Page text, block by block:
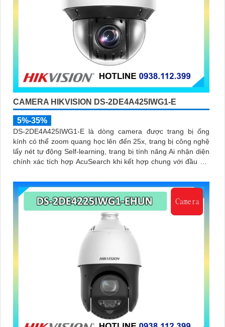
CAMERA HIKVISION DS-2DE4A425IWG1-E
5%-35%
DS-2DE4A425IWG1-E là dòng camera được trang bị ống
kính có thể zoom quang học lên đến 25x, trang bị công nghệ
lấy nét tự động Self-learning, trang bị tính năng Ai nhận diện
chính xác tích hợp AcuSearch khi kết hợp chung với đầu ghi